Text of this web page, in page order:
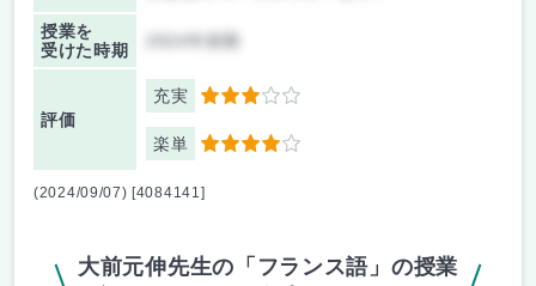
授業を
受けた時期
評価
充実 3
楽単 4
(2024/09/07) [4084141]
大前元伸先生の「フランス語」の授業